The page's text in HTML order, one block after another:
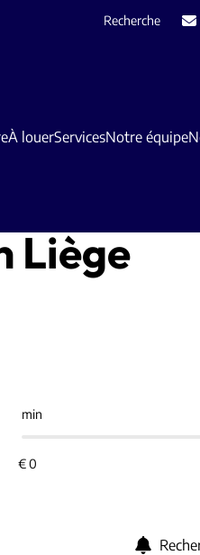
Recherche
À louerServicesNotre équipe
Liège
min